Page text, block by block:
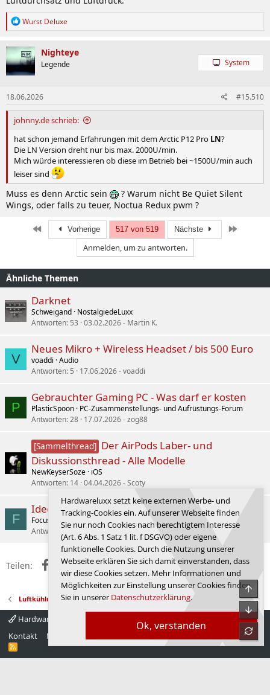
R
k
t
i
o
n
e
n
:
Wurst Deluxe
Nighteye
Legende System
18.06.2026 #15.510
johnny.de schrieb:
hat schon jemand Erfahrungen mit dem Arctic P12 Pro LN?
Die LN Version dreht nur bis max. 2000U/min.
Mich würde interessieren ob diese im Betrieb bei ~1500U/min auch
leiser sind
Muss es denn Arctic sein
? Warum nicht Be Quiet Silent
Wings, oder falls zu teuer, Noctua Redux pwm ?
Erste Vorherige 517 von 519 Nächste
Anmelden, um zu antworten.
Ähnliche Themen
Darknet
Schweigand NostalgiedeLuxx
Antworten 53 03.02.2026 Martin K.
V
Neues Mikro + Wireless Headset / bis 500 Euro
voaddi Audio
Antworten 5 17.06.2026 voaddi
P
Gebrauchter Gaming PC - Was darf er kosten
PlasticSpoon PC-Zusammenstellungs- und Aufrüstungs-Forum
Antworten 28 17.07.2026 zog88
[Sammelthread] Der AirPods Laber- und
Diskussionsthread - Alle Modelle
NewKeyserSoze iOS
Antworten 14 04.04.2026 Scoty
F
Ideen und Vorschläge Diät
FocusSTFan
Fussball, Sport, Autos
Antworten 9 02.06.2026 r0lF.RuTiN
Teilen: FacebookX (Twitter)
RedditWhatsApp
E-MailLink
Luftkühlung
Hardwareluxx 4.0
Kontakt
Nutzungsbedingungen Startseite
R
S
Ok, verstanden
Hardwareluxx setzt keine externen Werbe- und
Tracking-Cookies ein. Auf unserer Webseite finden
Sie nur noch Cookies nach berechtigtem Interesse
(Art. 6 Abs. 1 Satz 1 lit. f DSGVO) oder eigene
funktionelle Cookies. Durch die Nutzung unserer
Webseite erklären Sie sich damit einverstanden, dass
wir diese Cookies setzen. Mehr Informationen und
Möglichkeiten zur Einstellung unserer Cookies finden
Sie in unserer Datenschutzerklärung.